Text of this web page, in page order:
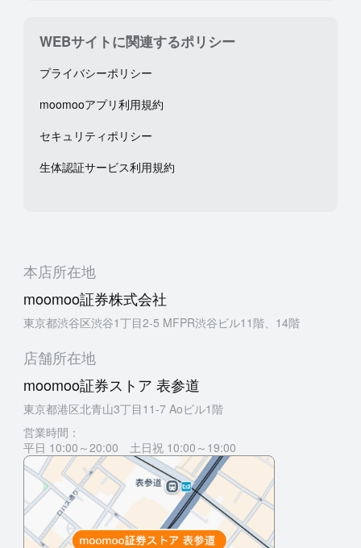
WEBサイトに関連するポリシー
プライバシーポリシー
moomooアプリ利用規約
セキュリティポリシー
生体認証サービス利用規約
本店所在地
moomoo証券株式会社
東京都渋谷区渋谷1丁目2-5 MFPR渋谷ビル11階、14階
店舗所在地
moomoo証券ストア 表参道
東京都港区北青山3丁目11-7 Aoビル1階
営業時間：
平日 10:00～20:00 土日祝 10:00～19:00